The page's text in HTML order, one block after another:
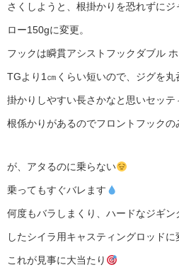
さくしようと、根掛かりを恐れずに
ロー150gに変更。
フックは瞬貫アシストフックダブル
TGより1㎝くらい短いので、ジグを
掛かりしやすい長さかなと思いセッテ
根係かりがあるのでフロントフックの
が、アタるのに乗らない
乗ってもすぐバレます
何度もバラしまくり、ハードなジギン
したシイラ用キャスティングロッドに
これが見事に大当たり